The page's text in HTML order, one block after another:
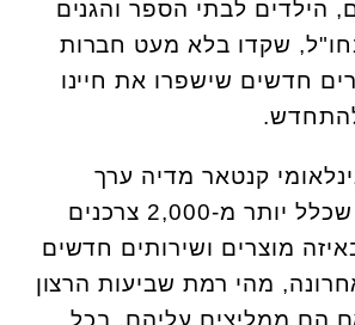
הילדים לבתי הספר והגנים
בחו"ל, שקדו בלא מעט חברות
חדשים שישפרו את חיינו
קנטאר מדיה ערך
לאחרונה מחקר שכלל יותר מ-2,000 צרכנים
מוצרים ושירותים חדשים
מהי רמת שביעות הרצון
הם ממליצים עליהם. בכל